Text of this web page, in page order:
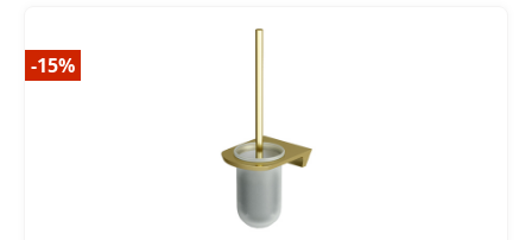
-15%